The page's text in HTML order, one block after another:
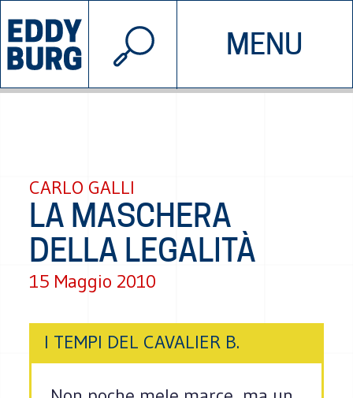
MENU
INIZIATIVE CHI SIAMO
© 2026 EDDYBURG
CARLO GALLI
LA MASCHERA
DELLA LEGALITÀ
15 Maggio 2010
I TEMPI DEL CAVALIER B.